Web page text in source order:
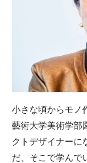
小さな頃からモノ
藝術大学美術学部
クトデザイナーに
だ、そこで学んで